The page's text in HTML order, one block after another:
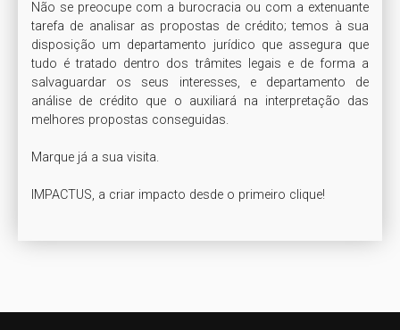
Não se preocupe com a burocracia ou com a extenuante
tarefa de analisar as propostas de crédito; temos à sua
disposição um departamento jurídico que assegura que
tudo é tratado dentro dos trâmites legais e de forma a
salvaguardar os seus interesses, e departamento de
análise de crédito que o auxiliará na interpretação das
melhores propostas conseguidas.
Marque já a sua visita.
IMPACTUS, a criar impacto desde o primeiro clique!